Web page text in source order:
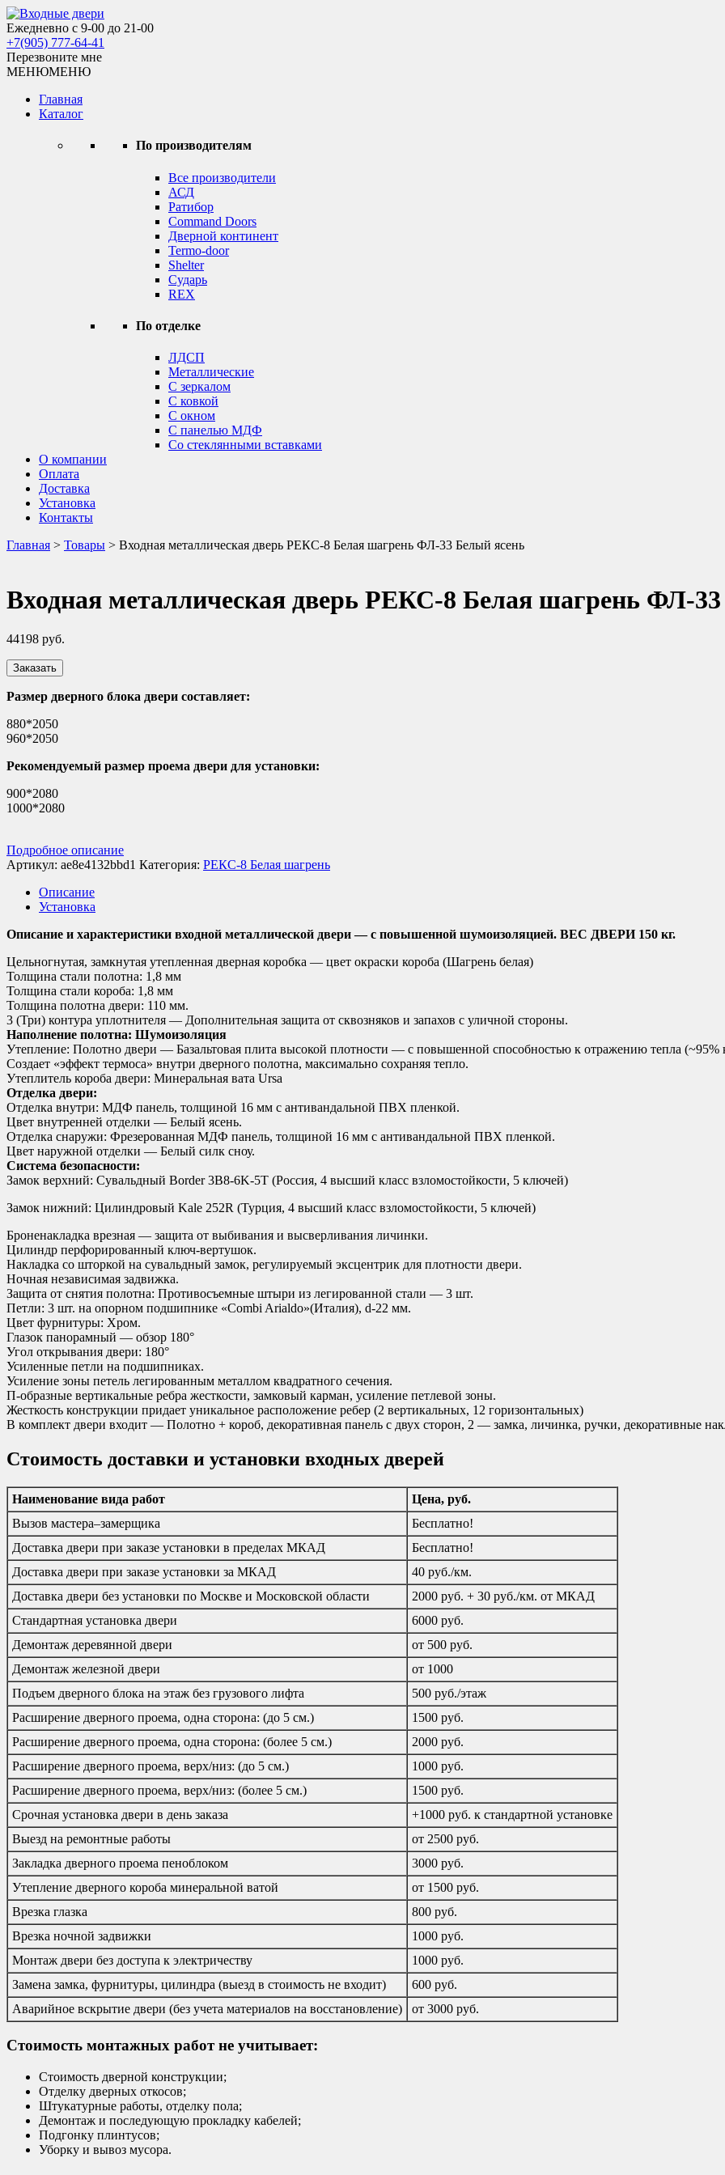
Skip
to
content
Входные двери
Ежедневно с 9-00 до 21-00
+7(905) 777-64-41
Перезвоните мне
МЕНЮМЕНЮ
Главная
Каталог
По производителям
Все производители
АСД
Ратибор
Command Doors
Дверной континент
Termo-door
Shelter
Сударь
REX
По отделке
ЛДСП
Металлические
С зеркалом
С ковкой
С окном
С панелью МДФ
Со стеклянными вставками
О компании
Оплата
Доставка
Установка
Контакты
Главная > Товары > Входная металлическая дверь РЕКС-8 Белая шагрень ФЛ-33 Белый ясень
Входная металлическая дверь РЕКС-8 Белая шагрень ФЛ-
44198 руб.
Заказать
Размер дверного блока двери составляет:
880*2050
960*2050
Рекомендуемый размер проема двери для установки:
900*2080
1000*2080
Подробное описание
Артикул: ae8e4132bbd1 Категория: РЕКС-8 Белая шагрень
Описание
Установка
Описание и характеристики входной металлической двери — с повышенной шумоизоляцией. ВЕС ДВЕРИ 150 кг.
Цельногнутая, замкнутая утепленная дверная коробка — цвет окраски короба (Шагрень белая)
Толщина стали полотна: 1,8 мм
Толщина стали короба: 1,8 мм
Толщина полотна двери: 110 мм.
3 (Три) контура уплотнителя — Дополнительная защита от сквозняков и запахов с уличной стороны.
Наполнение полотна: Шумоизоляция
Утепление: Полотно двери — Базальтовая плита высокой плотности — с повышенной способностью к отражению тепла (~95%
Создает «эффект термоса» внутри дверного полотна, максимально сохраняя тепло.
Утеплитель короба двери: Минеральная вата Ursa
Отделка двери:
Отделка внутри: МДФ панель, толщиной 16 мм с антивандальной ПВХ пленкой.
Цвет внутренней отделки — Белый ясень.
Отделка снаружи: Фрезерованная МДФ панель, толщиной 16 мм с антивандальной ПВХ пленкой.
Цвет наружной отделки — Белый силк сноу.
Система безопасности:
Замок верхний: Сувальдный Border 3B8-6K-5Т (Россия, 4 высший класс взломостойкости, 5 ключей)
Замок нижний: Цилиндровый Kale 252R (Турция, 4 высший класс взломостойкости, 5 ключей)
Броненакладка врезная — защита от выбивания и высверливания личинки.
Цилиндр перфорированный ключ-вертушок.
Накладка со шторкой на сувальдный замок, регулируемый эксцентрик для плотности двери.
Ночная независимая задвижка.
Защита от снятия полотна: Противосъемные штыри из легированной стали — 3 шт.
Петли: 3 шт. на опорном подшипнике «Combi Arialdo»(Италия), d-22 мм.
Цвет фурнитуры: Хром.
Глазок панорамный — обзор 180°
Угол открывания двери: 180°
Усиленные петли на подшипниках.
Усиление зоны петель легированным металлом квадратного сечения.
П-образные вертикальные ребра жесткости, замковый карман, усиление петлевой зоны.
Жесткость конструкции придает уникальное расположение ребер (2 вертикальных, 12 горизонтальных)
В комплект двери входит — Полотно + короб, декоративная панель с двух сторон, 2 — замка, личинка, ручки, декоративные
Стоимость доставки и установки входных дверей
Наименование вида работ
Цена, руб.
Вызов мастера–замерщика
Бесплатно!
Доставка двери при заказе установки в пределах МКАД
Бесплатно!
Доставка двери при заказе установки за МКАД
40 руб./км.
Доставка двери без установки по Москве и Московской области
2000 руб. + 30 руб./км. от МКАД
Стандартная установка двери
6000 руб.
Демонтаж деревянной двери
от 500 руб.
Демонтаж железной двери
от 1000
Подъем дверного блока на этаж без грузового лифта
500 руб./этаж
Расширение дверного проема, одна сторона: (до 5 см.)
1500 руб.
Расширение дверного проема, одна сторона: (более 5 см.)
2000 руб.
Расширение дверного проема, верх/низ: (до 5 см.)
1000 руб.
Расширение дверного проема, верх/низ: (более 5 см.)
1500 руб.
Срочная установка двери в день заказа
+1000 руб. к стандартной установке
Выезд на ремонтные работы
от 2500 руб.
Закладка дверного проема пеноблоком
3000 руб.
Утепление дверного короба минеральной ватой
от 1500 руб.
Врезка глазка
800 руб.
Врезка ночной задвижки
1000 руб.
Монтаж двери без доступа к электричеству
1000 руб.
Замена замка, фурнитуры, цилиндра (выезд в стоимость не входит)
600 руб.
Аварийное вскрытие двери (без учета материалов на восстановление)
от 3000 руб.
Стоимость монтажных работ не учитывает:
Стоимость дверной конструкции;
Отделку дверных откосов;
Штукатурные работы, отделку пола;
Демонтаж и последующую прокладку кабелей;
Подгонку плинтусов;
Уборку и вывоз мусора.